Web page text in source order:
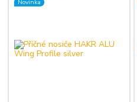
Novinka